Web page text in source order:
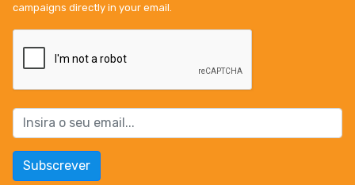
campaigns directly in your email.
Subscrever